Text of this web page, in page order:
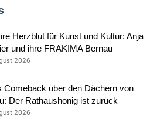
Herzblut für Kunst und Kultur: Anja
und ihre FRAKIMA Bernau
2026
Comeback über den Dächern von
Der Rathaushonig ist zurück
2026